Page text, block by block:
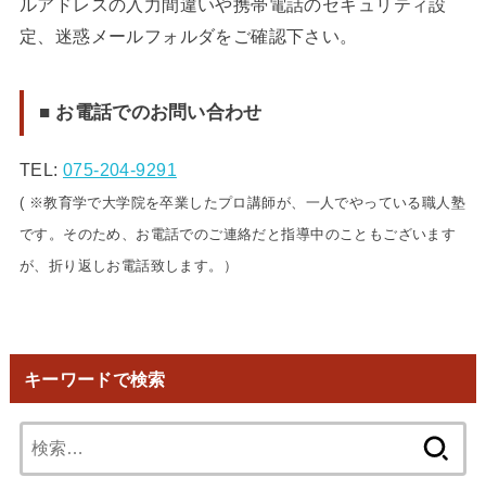
ルアドレスの入力間違いや携帯電話のセキュリティ設
定、迷惑メールフォルダをご確認下さい。
■ お電話でのお問い合わせ
TEL: 075-204-9291
( ※教育学で大学院を卒業したプロ講師が、一人でやっている職人塾
です。そのため、お電話でのご連絡だと指導中のこともございます
が、折り返しお電話致します。）
キーワードで検索
索: